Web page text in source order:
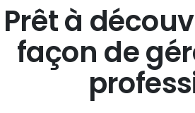
Prêt à
façon de